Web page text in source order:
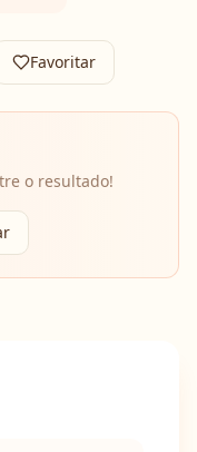
Favoritar
o resultado!